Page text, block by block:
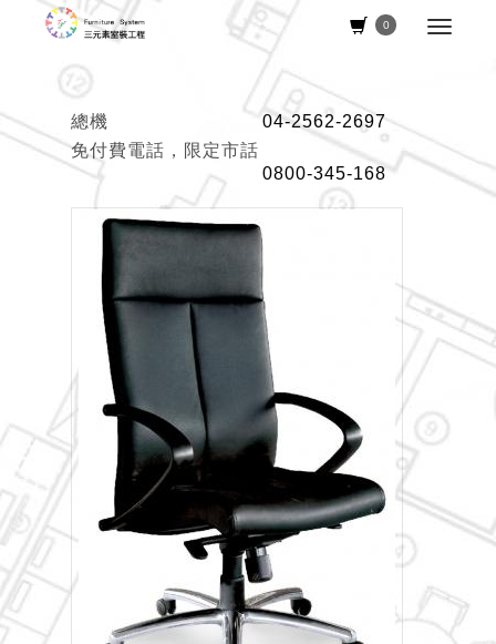
0
總機
04-2562-2697
免付費電話，限定市話
0800-345-168